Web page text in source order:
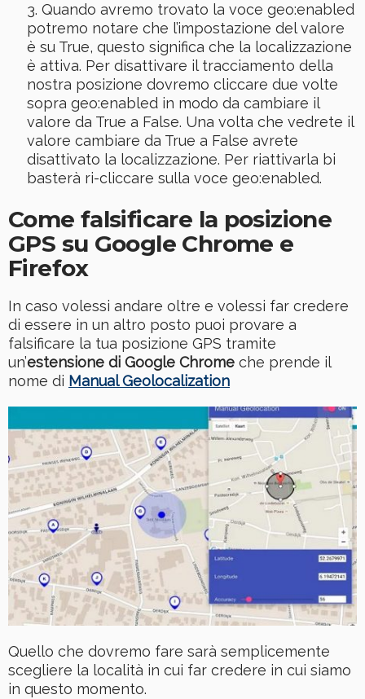
Quando avremo trovato la voce geo:enabled
potremo notare che l’impostazione del valore
è su True, questo significa che la localizzazione
è attiva. Per disattivare il tracciamento della
nostra posizione dovremo cliccare due volte
sopra geo:enabled in modo da cambiare il
valore da True a False. Una volta che vedrete il
valore cambiare da True a False avrete
disattivato la localizzazione. Per riattivarla bi
basterà ri-cliccare sulla voce geo:enabled.
Come falsificare la posizione
GPS su Google Chrome e
Firefox
In caso volessi andare oltre e volessi far credere
di essere in un altro posto puoi provare a
falsificare la tua posizione GPS tramite
un’estensione di Google Chrome che prende il
nome di Manual Geolocalization
Quello che dovremo fare sarà semplicemente
scegliere la località in cui far credere in cui siamo
in questo momento.